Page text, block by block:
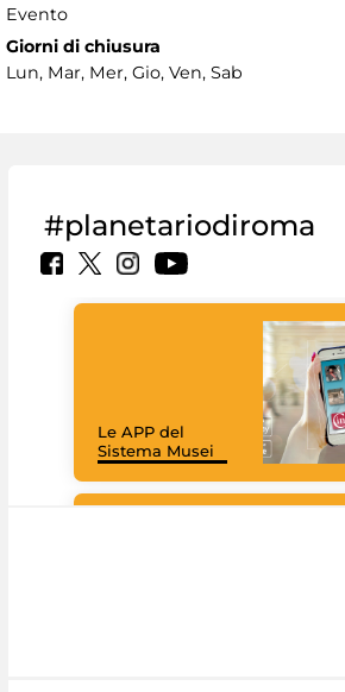
Evento
Giorni di chiusura
Lun, Mar, Mer, Gio, Ven, Sab
#planetariodiroma
Le APP del
Sistema Musei